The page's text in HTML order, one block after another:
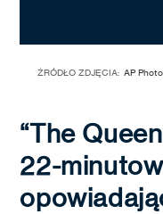
ŹRÓDŁO ZDJĘCIA: AP Photo
“The
22-